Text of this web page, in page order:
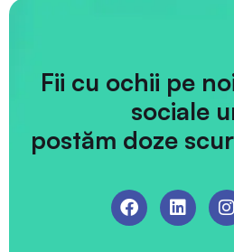
Fii cu ochii pe
sociale
postăm doze